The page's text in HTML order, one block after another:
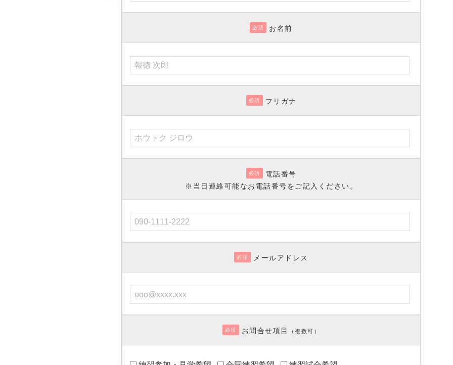
必須 お名前
必須 フリガナ
必須
電話番号
※当日連絡可能なお電話番号をご記入ください。
必須 メールアドレス
必須 お問合せ項目 （複数可）